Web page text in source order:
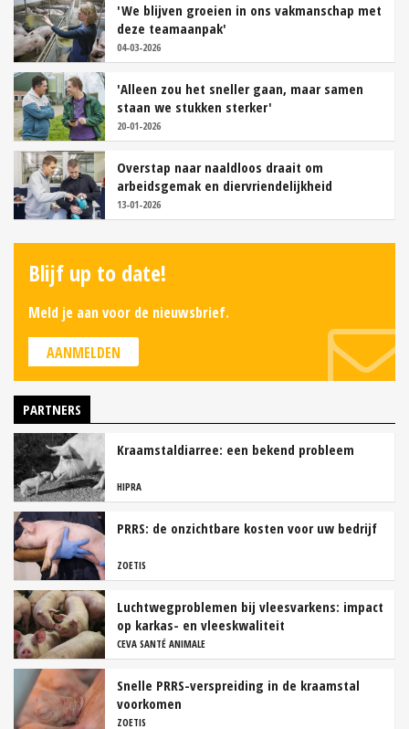
'We blijven groeien in ons vakmanschap met
deze teamaanpak'
04-03-2026
'Alleen zou het sneller gaan, maar samen
staan we stukken sterker'
20-01-2026
Overstap naar naaldloos draait om
arbeidsgemak en diervriendelijkheid
13-01-2026
Blijf up to date!
Meld je aan voor de nieuwsbrief.
AANMELDEN
PARTNERS
Kraamstaldiarree: een bekend probleem
HIPRA
PRRS: de onzichtbare kosten voor uw bedrijf
ZOETIS
Luchtwegproblemen bij vleesvarkens: impact
op karkas- en vleeskwaliteit
CEVA SANTÉ ANIMALE
Snelle PRRS-verspreiding in de kraamstal
voorkomen
ZOETIS